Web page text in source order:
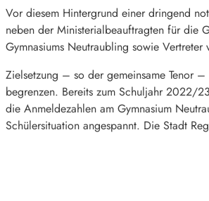
Vor diesem Hintergrund einer dringend
neben der Ministerialbeauftragten für die
Gymnasiums Neutraubling sowie
Zielsetzung – so der gemeinsame Tenor
begrenzen. Bereits zum Schuljahr 2022/
die Anmeldezahlen am Gymnasium
Schülersituation angespannt. Die Stadt